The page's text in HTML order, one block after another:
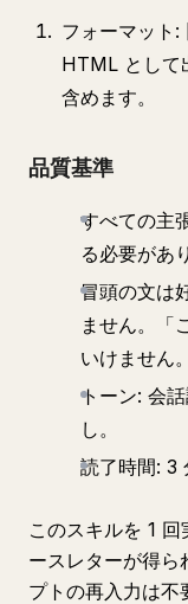
フォーマット
HTML として
含めます。
品質基準
すべての主
る必要があ
冒頭の文は
ません。「
いけません。
トーン: 会
し。
読了時間: 3
このスキルを 1
ースレターが得ら
プトの再入力は不